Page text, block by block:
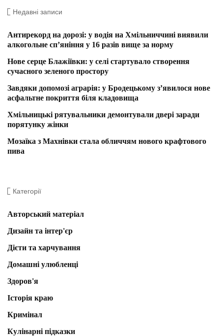
Недавні записи
Антирекорд на дорозі: у водія на Хмільниччині виявили
алкогольне сп’яніння у 16 разів вище за норму
Нове серце Блажіївки: у селі стартувало створення
сучасного зеленого простору
Завдяки допомозі аграрія: у Бродецькому з’явилося нове
асфальтне покриття біля кладовища
Хмільницькі рятувальники демонтували двері заради
порятунку жінки
Мозаїка з Махнівки стала обличчям нового крафтового
пива
Категорії
Авторський матеріал
Дизайн та інтер'єр
Дієти та харчування
Домашні улюбленці
Здоров'я
Історія краю
Кримінал
Кулінарні підказки